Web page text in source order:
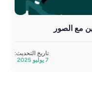
تاريخ التحديث: